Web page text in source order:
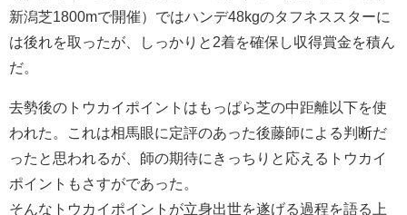
新潟芝1800mで開催）ではハンデ48kgのタフネススターに
は後れを取ったが、しっかりと2着を確保し収得賞金を積ん
だ。
去勢後のトウカイポイントはもっぱら芝の中距離以下を使
われた。これは相馬眼に定評のあった後藤師による判断だ
ったと思われるが、師の期待にきっちりと応えるトウカイ
ポイントもさすがであった。
そんなトウカイポイントが立身出世を遂げる過程を語る上